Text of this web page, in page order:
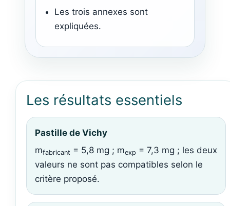
Les trois annexes sont
expliquées.
Les résultats essentiels
Pastille de Vichy
mfabricant = 5,8 mg ; mexp = 7,3 mg ; les deux
valeurs ne sont pas compatibles selon le
critère proposé.